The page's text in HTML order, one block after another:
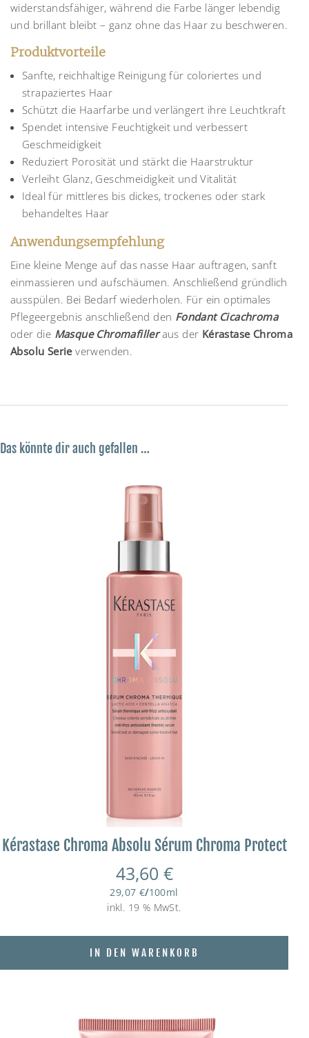
widerstandsfähiger, während die Farbe länger lebendig
und brillant bleibt – ganz ohne das Haar zu beschweren.
Produktvorteile
Sanfte, reichhaltige Reinigung für coloriertes und
strapaziertes Haar
Schützt die Haarfarbe und verlängert ihre Leuchtkraft
Spendet intensive Feuchtigkeit und verbessert
Geschmeidigkeit
Reduziert Porosität und stärkt die Haarstruktur
Verleiht Glanz, Geschmeidigkeit und Vitalität
Ideal für mittleres bis dickes, trockenes oder stark
behandeltes Haar
Anwendungsempfehlung
Eine kleine Menge auf das nasse Haar auftragen, sanft
einmassieren und aufschäumen. Anschließend gründlich
ausspülen. Bei Bedarf wiederholen. Für ein optimales
Pflegeergebnis anschließend den Fondant Cicachroma
oder die Masque Chromafilleraus der Kérastase Chroma
Absolu Serieverwenden.
Das könnte dir auch gefallen …
Kérastase Chroma Absolu Sérum Chroma Protect
43,60 €
29,07 €/100ml
inkl. 19 % MwSt.
IN DEN WARENKORB